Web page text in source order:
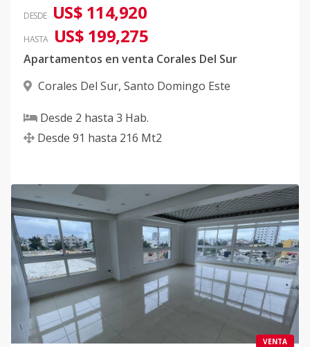
DESDE US$ 114,920
HASTA US$ 199,275
Apartamentos en venta Corales Del Sur
Corales Del Sur, Santo Domingo Este
Desde 2 hasta 3 Hab.
Desde 91 hasta 216 Mt2
VENTA